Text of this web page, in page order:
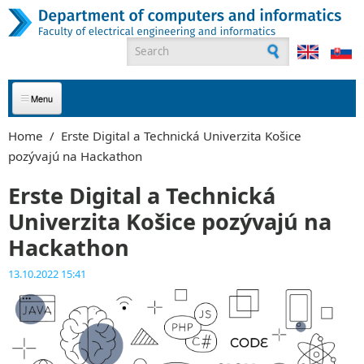
Skip to main content
Search form
APPLICANTS
STUDENTS
GRADUATES
EMPLOYEES
PARTNERS
CONTACT
Home / Erste Digital a Technická Univerzita Košice
pozývajú na Hackathon
Erste Digital a Technická
Univerzita Košice pozývajú na
Hackathon
13.10.2022 15:41